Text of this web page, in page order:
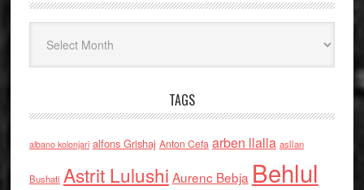
TAGS
albano kolonjari alfons Grishaj Anton Cefa arben llalla asllan
Bushati Astrit Lulushi Aurenc Bebja Behlul